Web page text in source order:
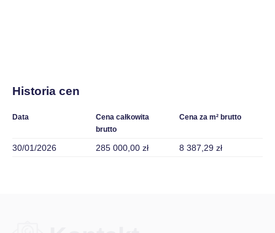
Historia cen
Data
Cena całkowita
brutto
Cena za m² brutto
30/01/2026 285 000,00 zł 8 387,29 zł